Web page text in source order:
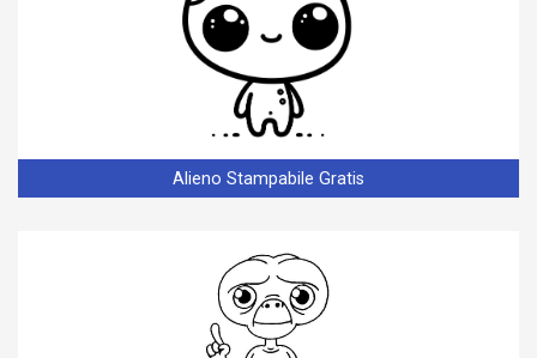
Alieno Stampabile Gratis